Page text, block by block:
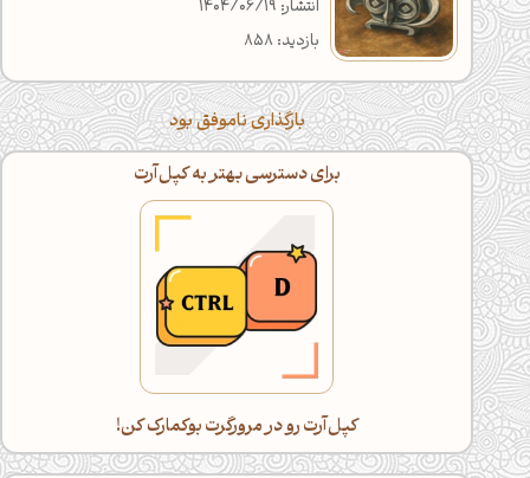
انتشار: 1404/06/19
بازدید: 858
بارگذاری ناموفق بود
برای دسترسی بهتر به کپل‌آرت
کپل‌آرت رو در مرورگرت بوکمارک کن!